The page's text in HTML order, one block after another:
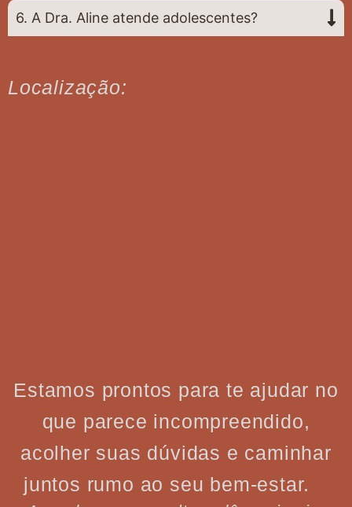
6. A Dra. Aline atende adolescentes?
Localização:
Estamos prontos para te ajudar no
que parece incompreendido,
acolher suas dúvidas e caminhar
juntos rumo ao seu bem-estar.